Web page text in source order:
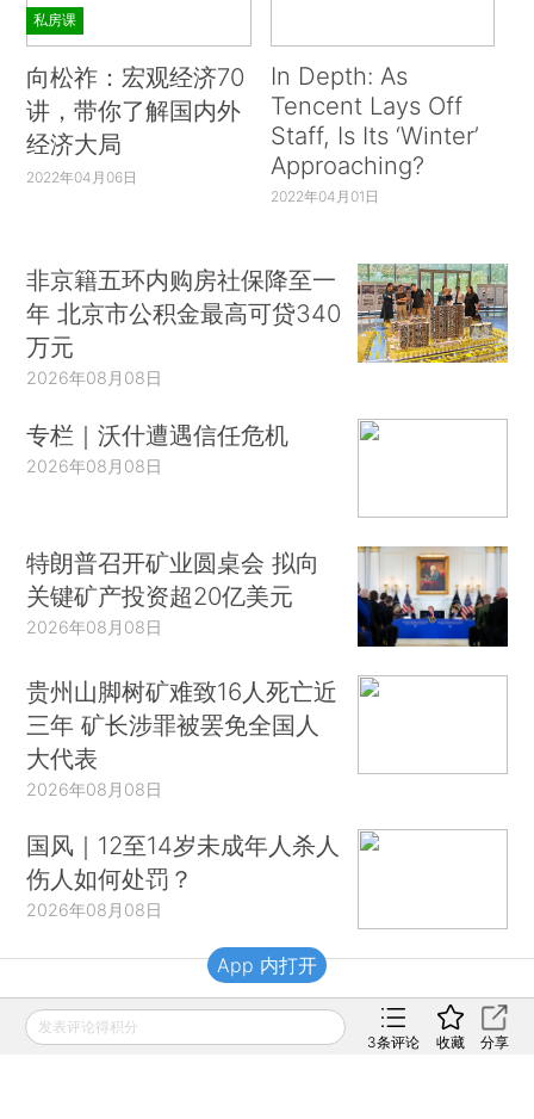
私房课
向松祚：宏观经济70
讲，带你了解国内外
经济大局
2022年04月06日
In Depth: As
Tencent Lays Off
Staff, Is Its ‘Winter’
Approaching?
2022年04月01日
非京籍五环内购房社保降至一
年 北京市公积金最高可贷340
万元
2026年08月08日
专栏｜沃什遭遇信任危机
2026年08月08日
特朗普召开矿业圆桌会 拟向
关键矿产投资超20亿美元
2026年08月08日
贵州山脚树矿难致16人死亡近
三年 矿长涉罪被罢免全国人
大代表
2026年08月08日
国风｜12至14岁未成年人杀人
伤人如何处罚？
2026年08月08日
财新移动
发表评论得积分
3条评论 收藏 分享
App 内打开